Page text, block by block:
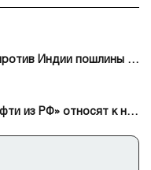
Индии пошлины в
из РФ» относят к ней